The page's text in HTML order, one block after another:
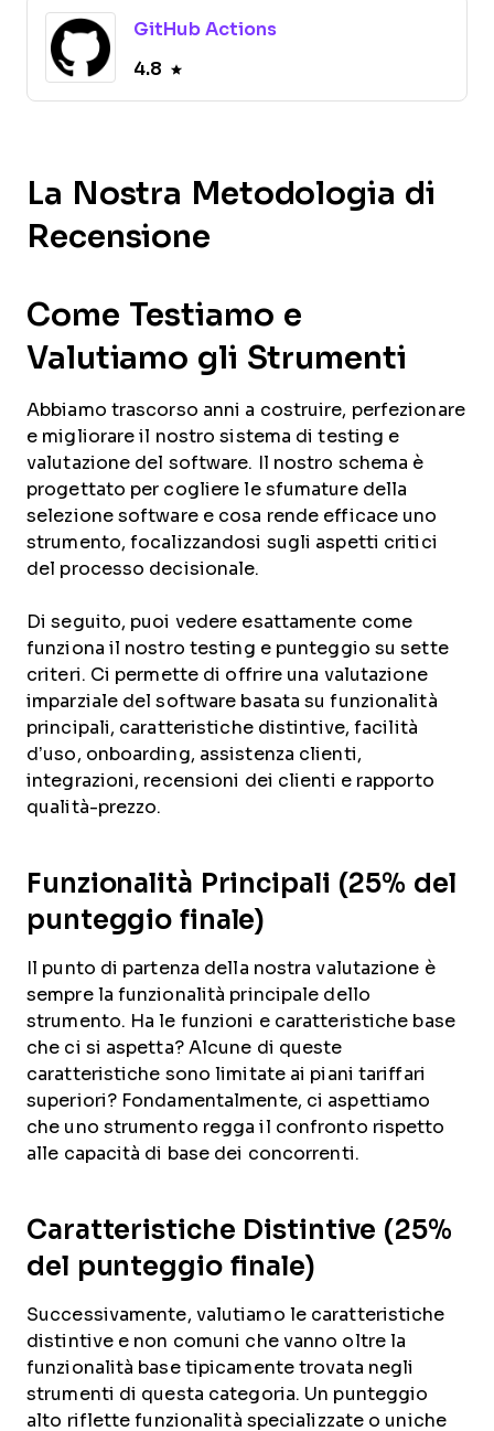
GitHub Actions
4.8
La Nostra Metodologia di
Recensione
Come Testiamo e
Valutiamo gli Strumenti
Abbiamo trascorso anni a costruire, perfezionare
e migliorare il nostro sistema di testing e
valutazione del software. Il nostro schema è
progettato per cogliere le sfumature della
selezione software e cosa rende efficace uno
strumento, focalizzandosi sugli aspetti critici
del processo decisionale.
Di seguito, puoi vedere esattamente come
funziona il nostro testing e punteggio su sette
criteri. Ci permette di offrire una valutazione
imparziale del software basata su funzionalità
principali, caratteristiche distintive, facilità
d’uso, onboarding, assistenza clienti,
integrazioni, recensioni dei clienti e rapporto
qualità-prezzo.
Funzionalità Principali (25% del
punteggio finale)
Il punto di partenza della nostra valutazione è
sempre la funzionalità principale dello
strumento. Ha le funzioni e caratteristiche base
che ci si aspetta? Alcune di queste
caratteristiche sono limitate ai piani tariffari
superiori? Fondamentalmente, ci aspettiamo
che uno strumento regga il confronto rispetto
alle capacità di base dei concorrenti.
Caratteristiche Distintive (25%
del punteggio finale)
Successivamente, valutiamo le caratteristiche
distintive e non comuni che vanno oltre la
funzionalità base tipicamente trovata negli
strumenti di questa categoria. Un punteggio
alto riflette funzionalità specializzate o uniche